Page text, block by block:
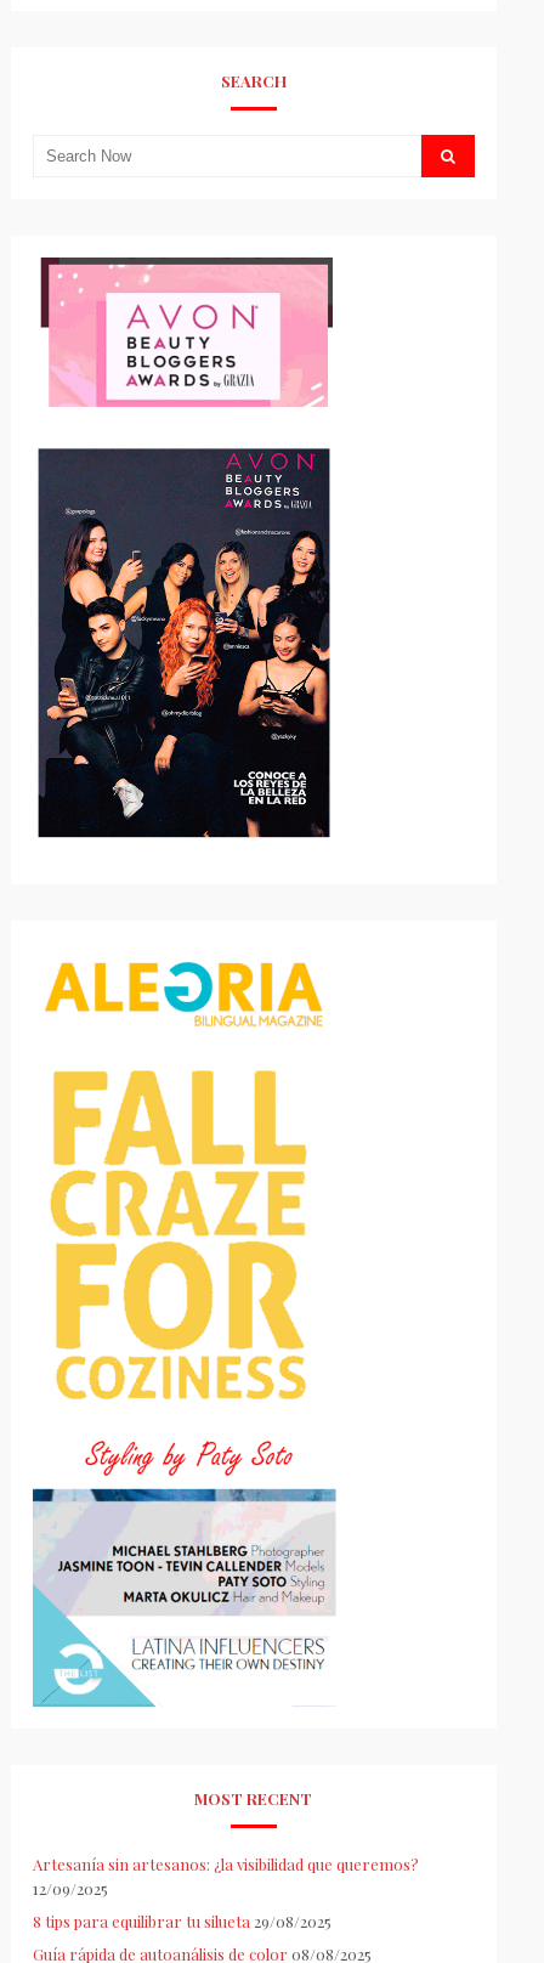
SEARCH
MOST RECENT
Artesanía sin artesanos: ¿la visibilidad que queremos?
12/09/2025
8 tips para equilibrar tu silueta 29/08/2025
Guía rápida de autoanálisis de color 08/08/2025